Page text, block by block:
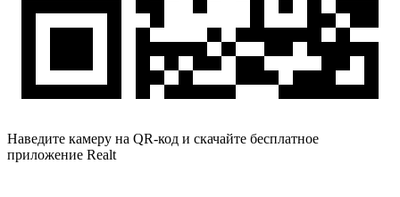
Наведите камеру на QR-код и скачайте бесплатное
приложение Realt